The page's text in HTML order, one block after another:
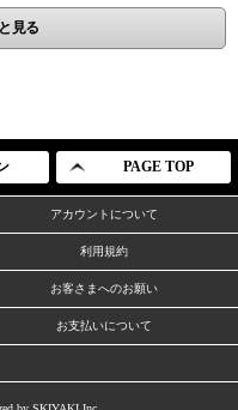
見る
PAGE TOP
アカウントについて
利用規約
お客さまへのお願い
お支払いについて